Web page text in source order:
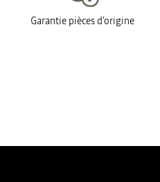
Garantie pièces d'origine